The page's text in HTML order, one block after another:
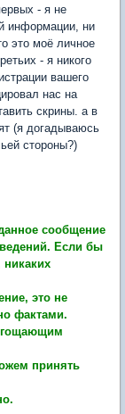
- я не
информации, ни
это моё личное
- я никого
вашего
нас на
скрины. а в
(я догадываюсь
стороны?)
сообщение
Если бы
это не
фактами.
принять